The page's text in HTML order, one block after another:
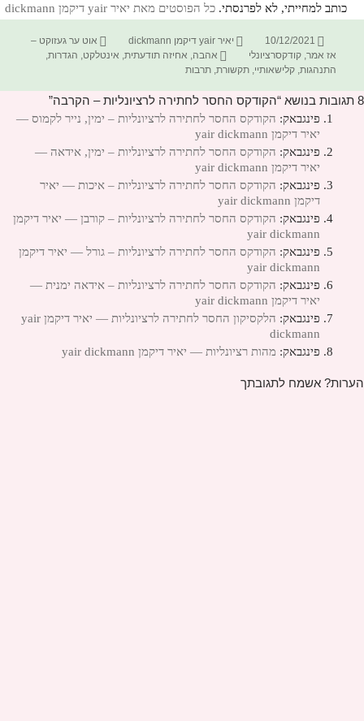
כותב למחייתי, לא לפרנסתי. כל הפוסטים מאת יאיר yair דיקמן dickmann‏
פורסם
בתאריך
10/12/2021 מחבר
יאיר yair דיקמן dickmann קטגוריות
אוט ער געזוקט –
אז אמר,קודקסרציונלי תגיות
אהבה, אחיזה תודעתית, אינטלקט, הגדרות,
התנהגות,קלישאותיי,תקשורת,תרבות
8 תגובות בנושא “הקודקס החסר לחתירה לרציונליות – הקרבה”
פינגבאק: הקודקס החסר לחתירה לרציונליות – ימין, נייר לקמוס —
יאיר דיקמן yair dickmann
פינגבאק: הקודקס החסר לחתירה לרציונליות – ימין, אידאה —
יאיר דיקמן yair dickmann
פינגבאק: הקודקס החסר לחתירה לרציונליות – איכות — יאיר
דיקמן yair dickmann
פינגבאק: הקודקס החסר לחתירה לרציונליות – קורבן — יאיר דיקמן
yair dickmann
פינגבאק: הקודקס החסר לחתירה לרציונליות – גורל — יאיר דיקמן
yair dickmann
פינגבאק: הקודקס החסר לחתירה לרציונליות – אידאה ימנית —
יאיר דיקמן yair dickmann
פינגבאק:
הלקסיקון החסר לחתירה לרציונליות — יאיר דיקמן yair
dickmann
פינגבאק: מהות רציונליות — יאיר דיקמן yair dickmann
הערות? אשמח לתגובתך